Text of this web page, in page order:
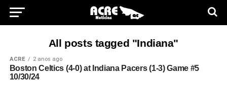
All posts tagged "Indiana"
ACRE 2 anos ago
Boston Celtics (4-0) at Indiana Pacers (1-3) Game #5
10/30/24